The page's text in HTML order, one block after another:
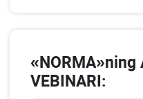
«NORMA»ning
VEBINARI: